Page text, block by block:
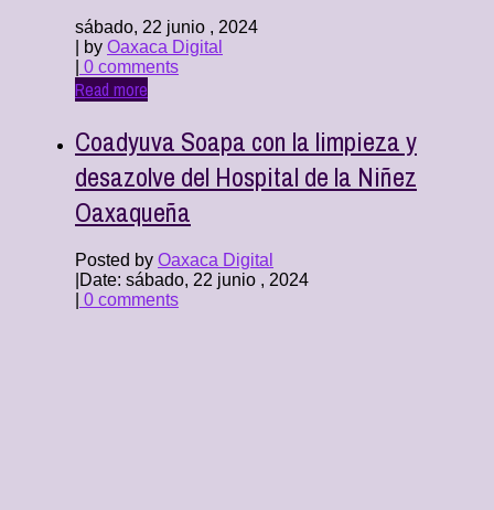
sábado, 22 junio , 2024
| by Oaxaca Digital
0 comments
Read more
Coadyuva Soapa con la limpieza y
desazolve del Hospital de la Niñez
Oaxaqueña
Posted by Oaxaca Digital
Date: sábado, 22 junio , 2024
0 comments